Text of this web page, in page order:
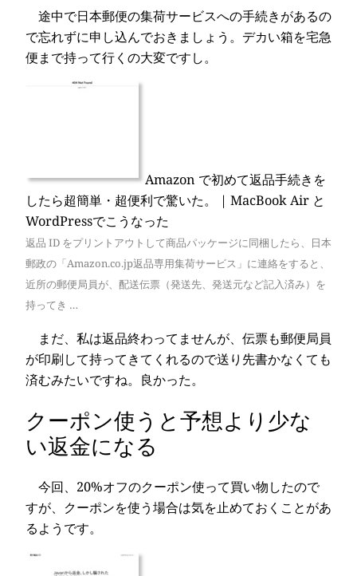
途中で日本郵便の集荷サービスへの手続きがあるの
で忘れずに申し込んでおきましょう。デカい箱を宅急
便まで持って行くの大変ですし。
Amazon で初めて返品手続きを
したら超簡単・超便利で驚いた。 | MacBook Air と
WordPressでこうなった
返品 ID をプリントアウトして商品パッケージに同梱したら、日本
郵政の「Amazon.co.jp返品専用集荷サービス」に連絡をすると、
近所の郵便局員が、配送伝票（発送先、発送元など記入済み）を
持ってき …
まだ、私は返品終わってませんが、伝票も郵便局員
が印刷して持ってきてくれるので送り先書かなくても
済むみたいですね。良かった。
クーポン使うと予想より少な
い返金になる
今回、20%オフのクーポン使って買い物したので
すが、クーポンを使う場合は気を止めておくことがあ
るようです。